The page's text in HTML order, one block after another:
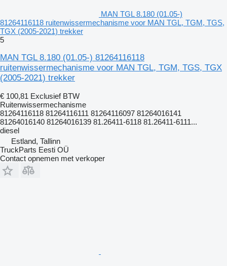
MAN TGL 8.180 (01.05-)
81264116118 ruitenwissermechanisme voor MAN TGL, TGM, TGS,
TGX (2005-2021) trekker
5
MAN TGL 8.180 (01.05-) 81264116118
ruitenwissermechanisme voor MAN TGL, TGM, TGS, TGX
(2005-2021) trekker
€ 100,81 Exclusief BTW
Ruitenwissermechanisme
81264116118 81264116111 81264116097 81264016141
81264016140 81264016139 81.26411-6118 81.26411-6111...
diesel
Estland, Tallinn
TruckParts Eesti OÜ
Contact opnemen met verkoper